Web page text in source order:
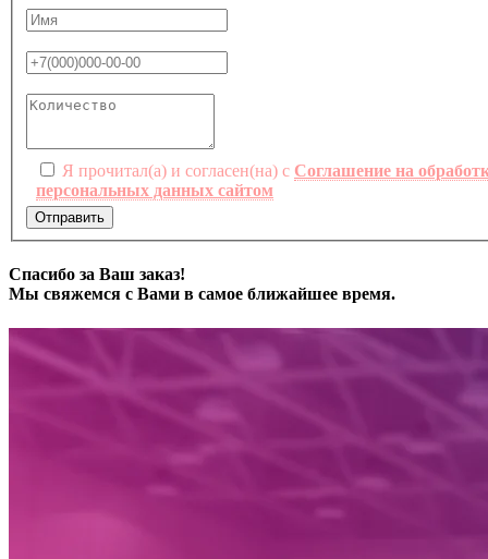
Я прочитал(а) и согласен(на) с Соглашение на
персональных данных сайтом
Отправить
Спасибо за Ваш заказ!
Мы свяжемся с Вами в самое ближайшее время.